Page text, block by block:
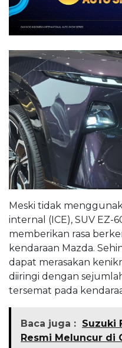
Meski tidak
internal (ICE), SUV EZ-
memberikan rasa
kendaraan Mazda.
dapat merasakan
diiringi dengan
tersemat pada
Baca juga : Suzuki
Resmi Meluncur di